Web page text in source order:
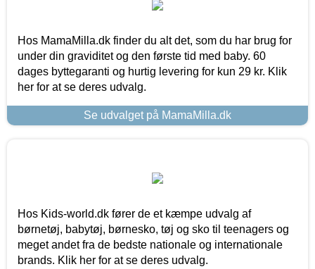
Hos MamaMilla.dk finder du alt det, som du har brug for
under din graviditet og den første tid med baby. 60
dages byttegaranti og hurtig levering for kun 29 kr. Klik
her for at se deres udvalg.
Se udvalget på MamaMilla.dk
Hos Kids-world.dk fører de et kæmpe udvalg af
børnetøj, babytøj, børnesko, tøj og sko til teenagers og
meget andet fra de bedste nationale og internationale
brands. Klik her for at se deres udvalg.